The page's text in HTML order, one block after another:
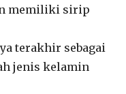
memiliki sirip
terakhir sebagai
jenis kelamin